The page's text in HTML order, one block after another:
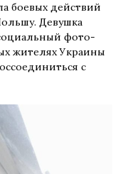
боевых действий
Девушка
фото-
жителях Украины
с